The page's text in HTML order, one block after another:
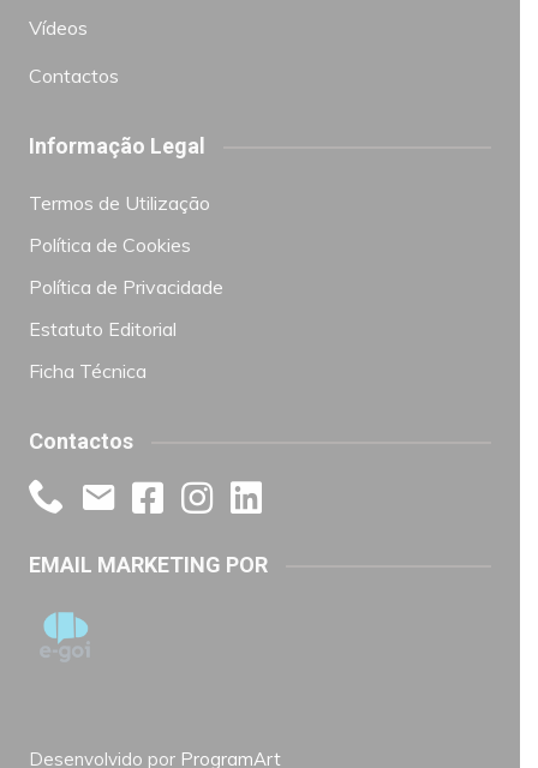
Vídeos
Contactos
Informação Legal
Termos de Utilização
Política de Cookies
Política de Privacidade
Estatuto Editorial
Ficha Técnica
Contactos
EMAIL MARKETING POR
Desenvolvido por ProgramArt